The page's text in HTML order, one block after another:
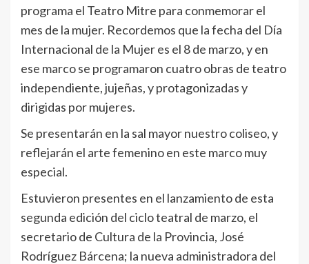
programa el Teatro Mitre para conmemorar el
mes de la mujer. Recordemos que la fecha del Día
Internacional de la Mujer es el 8 de marzo, y en
ese marco se programaron cuatro obras de teatro
independiente, jujeñas, y protagonizadas y
dirigidas por mujeres.
Se presentarán en la sal mayor nuestro coliseo, y
reflejarán el arte femenino en este marco muy
especial.
Estuvieron presentes en el lanzamiento de esta
segunda edición del ciclo teatral de marzo, el
secretario de Cultura de la Provincia, José
Rodríguez Bárcena; la nueva administradora del